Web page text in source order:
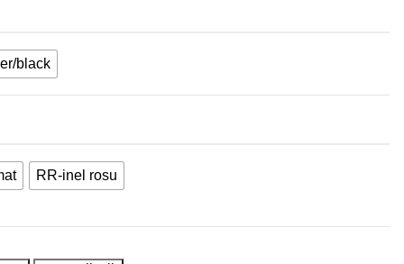
black
RR-inel rosu